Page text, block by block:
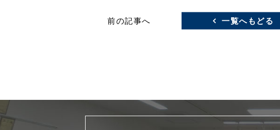
前の記事へ 一覧へもどる